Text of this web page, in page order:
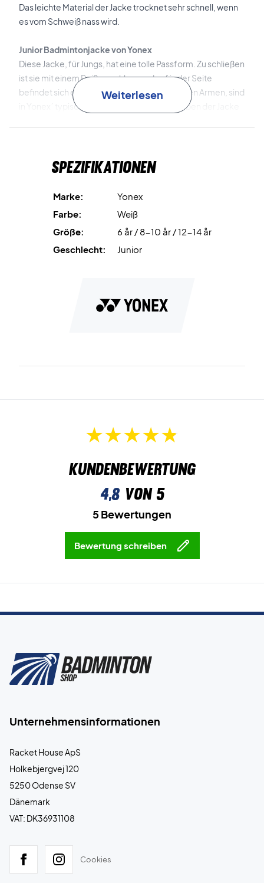
Das leichte Material der Jacke trocknet sehr schnell, wenn
es vom Schweiß nass wird.
Junior Badmintonjacke von Yonex
Diese Jacke, für Jungs, hat eine tolle Passform. Zu schließen
ist sie mit einem Reißverschluss und auf jeder Seite
befindet sich eine Tasche. Die Streifen, auf den Armen, sind
in Yonex´ typischen Farben gehalten und geben der Jacke
Weiterlesen
Spezifikationen
Marke:
Yonex
Farbe:
Weiß
Größe:
6 år / 8-10 år / 12-14 år
Geschlecht:
Junior
Kundenbewertung
4,8von 5
5 Bewertungen
Bewertung schreiben
Unternehmensinformationen
Racket House ApS
Holkebjergvej 120
5250 Odense SV
Dänemark
VAT: DK36931108
Cookies